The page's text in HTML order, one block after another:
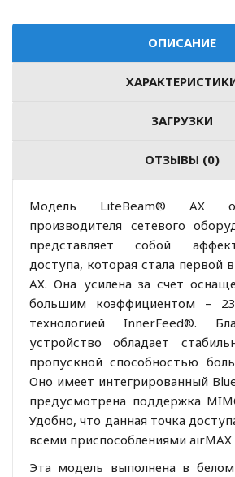
ОПИСАНИЕ
ЗАГРУЗКИ
ОТЗЫВЫ (0)
Модель LiteBeam® AX
производителя сетевого
представляет собой
доступа, которая стала первой
AX. Она усилена за счет
большим коэффициентом –
технологией InnerFeed®.
устройство обладает
пропускной способностью
Оно имеет интегрированный
предусмотрена поддержка
Удобно, что данная точка
всеми приспособлениями airMAX
Эта модель выполнена в